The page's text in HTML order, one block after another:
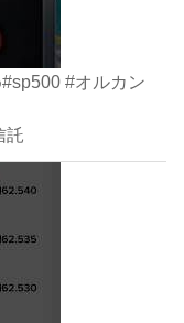
#オルカン
託